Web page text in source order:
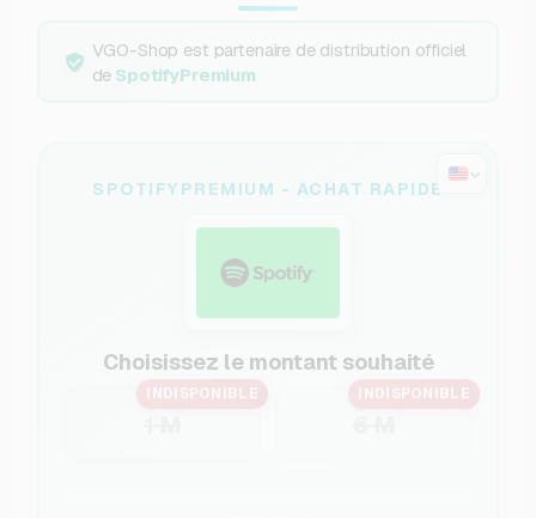
VGO-Shop est partenaire de distribution officiel
de SpotifyPremium
SPOTIFYPREMIUM - ACHAT RAPIDE
Choisissez le montant souhaité
INDISPONIBLE INDISPONIBLE